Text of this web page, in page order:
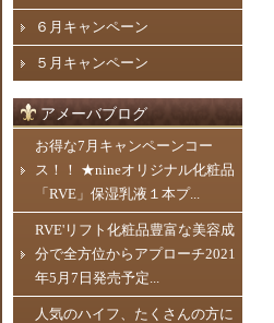
６月キャンペーン
５月キャンペーン
アメーバブログ
お得な7月キャンペーンコー
ス！！ ★nineオリジナル化粧品
「RVE」保湿乳液１本プ...
RVE'リフト化粧品豊富な美容成
分で全方位からアプローチ2021
年5月7日発売予定...
人気のハイフ、たくさんの方に